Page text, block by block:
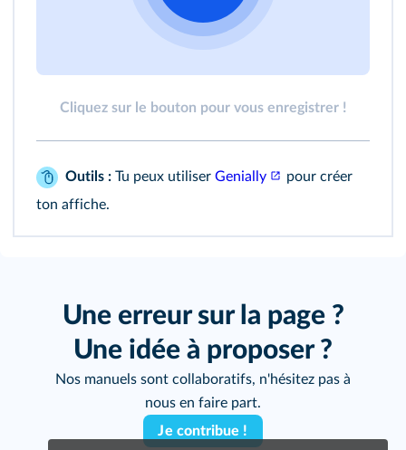
Cliquez sur le bouton pour vous enregistrer !
Outils : Tu peux utiliser Genially
pour créer
ton affiche.
Une erreur sur la page ?
Une idée à proposer ?
Nos manuels sont collaboratifs, n'hésitez pas à
nous en faire part.
Je contribue !